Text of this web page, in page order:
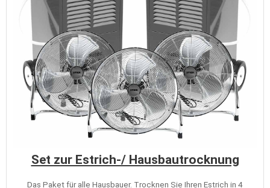
Set zur Estrich-/ Hausbautrocknung
Das Paket für alle Hausbauer. Trocknen Sie Ihren Estrich in 4